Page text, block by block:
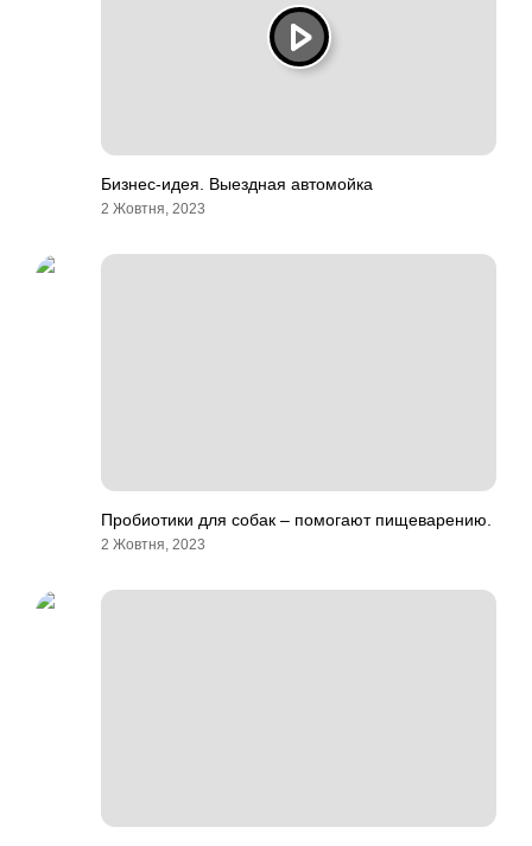
Бизнес-идея. Выездная автомойка
2 Жовтня, 2023
Пробиотики для собак – помогают пищеварению.
2 Жовтня, 2023